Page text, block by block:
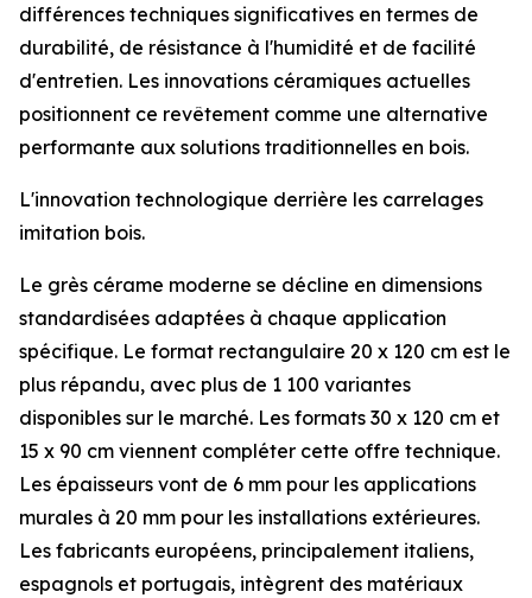
différences techniques significatives en termes de
durabilité, de résistance à l'humidité et de facilité
d'entretien. Les innovations céramiques actuelles
positionnent ce revêtement comme une alternative
performante aux solutions traditionnelles en bois.
L'innovation technologique derrière les carrelages
imitation bois.
Le grès cérame moderne se décline en dimensions
standardisées adaptées à chaque application
spécifique. Le format rectangulaire 20 x 120 cm est le
plus répandu, avec plus de 1 100 variantes
disponibles sur le marché. Les formats 30 x 120 cm et
15 x 90 cm viennent compléter cette offre technique.
Les épaisseurs vont de 6 mm pour les applications
murales à 20 mm pour les installations extérieures.
Les fabricants européens, principalement italiens,
espagnols et portugais, intègrent des matériaux